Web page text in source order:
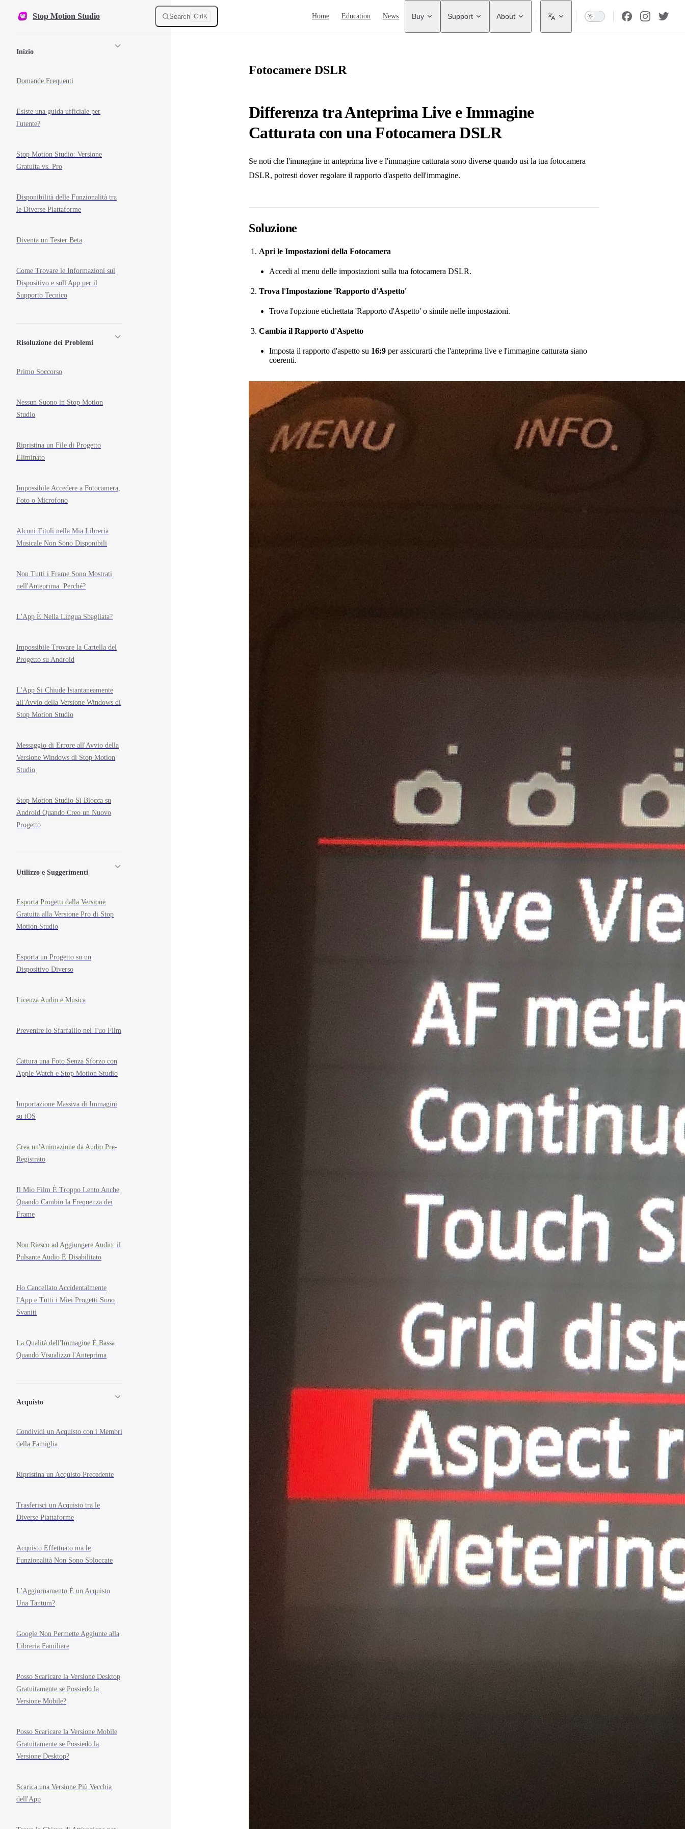
Skip to content
Stop Motion Studio Search Ctrl K Home Education News Buy Support About
Inizio
Domande Frequenti
Esiste una guida ufficiale per
l'utente?
Stop Motion Studio: Versione
Gratuita vs. Pro
Disponibilità delle Funzionalità tra
le Diverse Piattaforme
Diventa un Tester Beta
Come Trovare le Informazioni sul
Dispositivo e sull'App per il
Supporto Tecnico
Risoluzione dei Problemi
Primo Soccorso
Nessun Suono in Stop Motion
Studio
Ripristina un File di Progetto
Eliminato
Impossibile Accedere a Fotocamera,
Foto o Microfono
Alcuni Titoli nella Mia Libreria
Musicale Non Sono Disponibili
Non Tutti i Frame Sono Mostrati
nell'Anteprima. Perché?
L'App È Nella Lingua Sbagliata?
Impossibile Trovare la Cartella del
Progetto su Android
L'App Si Chiude Istantaneamente
all'Avvio della Versione Windows di
Stop Motion Studio
Messaggio di Errore all'Avvio della
Versione Windows di Stop Motion
Studio
Stop Motion Studio Si Blocca su
Android Quando Creo un Nuovo
Progetto
Utilizzo e Suggerimenti
Esporta Progetti dalla Versione
Gratuita alla Versione Pro di Stop
Motion Studio
Esporta un Progetto su un
Dispositivo Diverso
Licenza Audio e Musica
Prevenire lo Sfarfallio nel Tuo Film
Cattura una Foto Senza Sforzo con
Apple Watch e Stop Motion Studio
Importazione Massiva di Immagini
su iOS
Crea un'Animazione da Audio Pre-
Registrato
Il Mio Film È Troppo Lento Anche
Quando Cambio la Frequenza dei
Frame
Non Riesco ad Aggiungere Audio: il
Pulsante Audio È Disabilitato
Ho Cancellato Accidentalmente
l'App e Tutti i Miei Progetti Sono
Svaniti
La Qualità dell'Immagine È Bassa
Quando Visualizzo l'Anteprima
Acquisto
Condividi un Acquisto con i Membri
della Famiglia
Ripristina un Acquisto Precedente
Trasferisci un Acquisto tra le
Diverse Piattaforme
Acquisto Effettuato ma le
Funzionalità Non Sono Sbloccate
L'Aggiornamento È un Acquisto
Una Tantum?
Google Non Permette Aggiunte alla
Libreria Familiare
Posso Scaricare la Versione Desktop
Gratuitamente se Possiedo la
Versione Mobile?
Posso Scaricare la Versione Mobile
Gratuitamente se Possiedo la
Versione Desktop?
Scarica una Versione Più Vecchia
dell'App
Fotocamere DSLR
Differenza tra Anteprima Live e Immagine
Catturata con una Fotocamera DSLR
Se noti che l'immagine in anteprima live e l'immagine catturata sono diverse quando usi la tua fotocamera
DSLR, potresti dover regolare il rapporto d'aspetto dell'immagine.
Soluzione
Apri le Impostazioni della Fotocamera
Accedi al menu delle impostazioni sulla tua fotocamera DSLR.
Trova l'Impostazione 'Rapporto d'Aspetto'
Trova l'opzione etichettata 'Rapporto d'Aspetto' o simile nelle impostazioni.
Cambia il Rapporto d'Aspetto
Imposta il rapporto d'aspetto su 16:9 per assicurarti che l'anteprima live e l'immagine catturata siano
coerenti.